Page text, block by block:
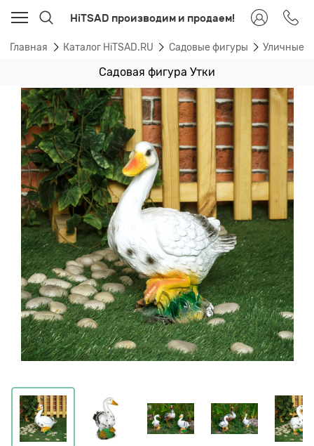
HiTSAD производим и продаем!
Главная Каталог HiTSAD.RU Садовые фигуры Уличные
Садовая фигура Утки